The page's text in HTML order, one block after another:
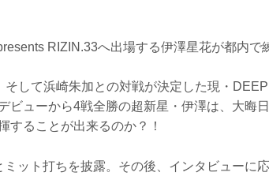
RIZIN.33へ出場する伊澤星花が都内で
そして浜崎朱加との対戦が決定した現・
ビューから4戦全勝の超新星・伊澤は、大晦
することが出来るのか？！
ット打ちを披露。その後、インタビューに